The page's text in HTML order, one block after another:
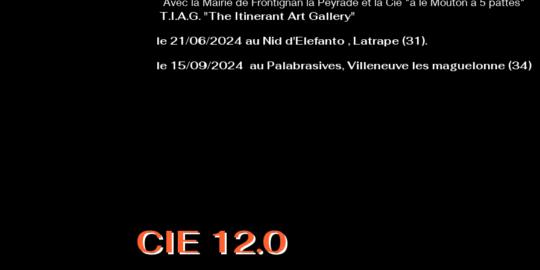
T.I.A.G. "The Itinerant Art Gallery"
le 21/06/2024 au Nid d'Elefanto , Latrape (31).
le 15/09/2024 au Palabrasives, Villeneuve les maguelonne (34)
CIE 12.0